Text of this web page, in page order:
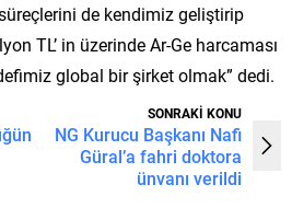
de kendimiz geliştirip
TL’ in üzerinde Ar-Ge harcaması
global bir şirket olmak” dedi.
SONRAKİ KONU
NG Kurucu Başkanı Nafi
Güral’a fahri doktora
ünvanı verildi